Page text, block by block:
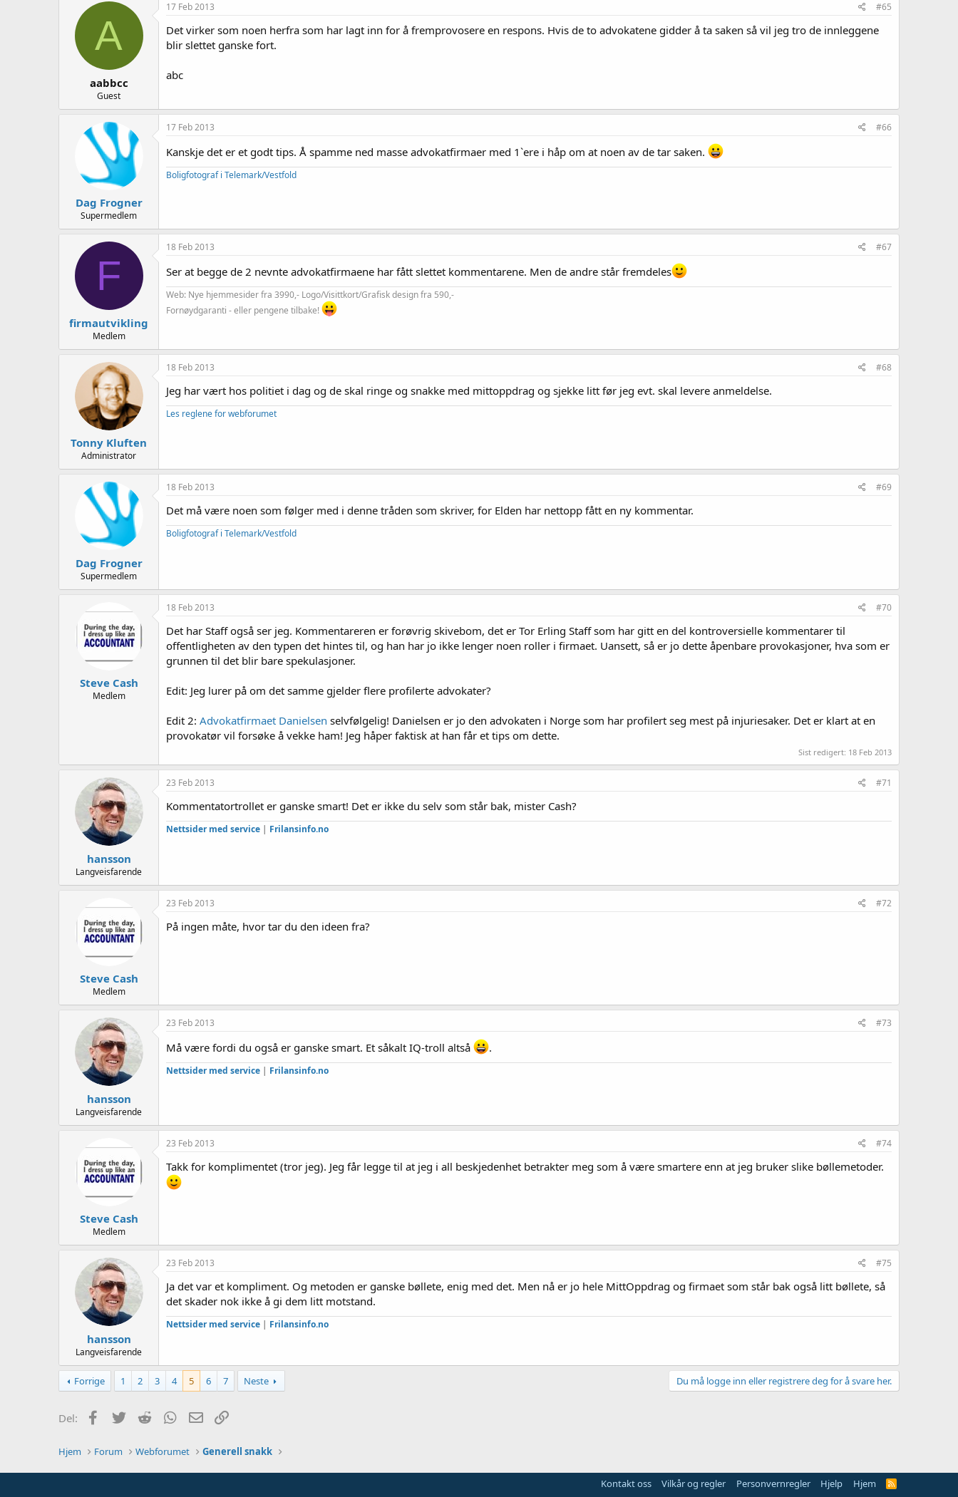
A
aabbcc
Guest
17 Feb 2013 #65
Det virker som noen herfra som har lagt inn for å fremprovosere en respons. Hvis de to advokatene gidder å ta saken så vil jeg tro de innleggene
blir slettet ganske fort.
abc
Dag Frogner
Supermedlem
17 Feb 2013 #66
Kanskje det er et godt tips. Å spamme ned masse advokatfirmaer med 1`ere i håp om at noen av de tar saken.
Boligfotograf i Telemark/Vestfold
F
firmautvikling
Medlem
18 Feb 2013 #67
Ser at begge de 2 nevnte advokatfirmaene har fått slettet kommentarene. Men de andre står fremdeles
Web: Nye hjemmesider fra 3990,- Logo/Visittkort/Grafisk design fra 590,-
Fornøydgaranti - eller pengene tilbake!
Tonny Kluften
Administrator
18 Feb 2013 #68
Jeg har vært hos politiet i dag og de skal ringe og snakke med mittoppdrag og sjekke litt før jeg evt. skal levere anmeldelse.
Les reglene for webforumet
Dag Frogner
Supermedlem
18 Feb 2013 #69
Det må være noen som følger med i denne tråden som skriver, for Elden har nettopp fått en ny kommentar.
Boligfotograf i Telemark/Vestfold
Steve Cash
Medlem
18 Feb 2013 #70
Det har Staff også ser jeg. Kommentareren er forøvrig skivebom, det er Tor Erling Staff som har gitt en del kontroversielle kommentarer til
offentligheten av den typen det hintes til, og han har jo ikke lenger noen roller i firmaet. Uansett, så er jo dette åpenbare provokasjoner, hva som er
grunnen til det blir bare spekulasjoner.
Edit: Jeg lurer på om det samme gjelder flere profilerte advokater?
Edit 2: Advokatfirmaet Danielsen selvfølgelig! Danielsen er jo den advokaten i Norge som har profilert seg mest på injuriesaker. Det er klart at en
provokatør vil forsøke å vekke ham! Jeg håper faktisk at han får et tips om dette.
Sist redigert: 18 Feb 2013
hansson
Langveisfarende
23 Feb 2013 #71
Kommentatortrollet er ganske smart! Det er ikke du selv som står bak, mister Cash?
Nettsider med service | Frilansinfo.no
Steve Cash
Medlem
23 Feb 2013 #72
På ingen måte, hvor tar du den ideen fra?
hansson
Langveisfarende
23 Feb 2013 #73
Må være fordi du også er ganske smart. Et såkalt IQ-troll altså .
Nettsider med service | Frilansinfo.no
Steve Cash
Medlem
23 Feb 2013 #74
Takk for komplimentet (tror jeg). Jeg får legge til at jeg i all beskjedenhet betrakter meg som å være smartere enn at jeg bruker slike bøllemetoder.
hansson
Langveisfarende
23 Feb 2013 #75
Ja det var et kompliment. Og metoden er ganske bøllete, enig med det. Men nå er jo hele MittOppdrag og firmaet som står bak også litt bøllete, så
det skader nok ikke å gi dem litt motstand.
Nettsider med service | Frilansinfo.no
Forrige 1 2 3 4 5 6 7 Neste Du må logge inn eller registrere deg for å svare her.
Del: Facebook
Twitter Reddit WhatsApp
E-post
Hjem Forum Webforumet Generell snakk
Kontakt oss Vilkår og regler Personvernregler Hjelp Hjem
R